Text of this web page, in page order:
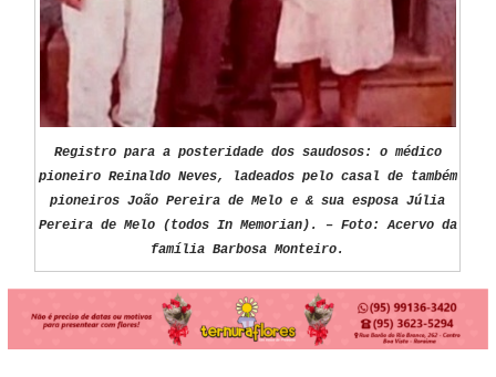
Registro para a posteridade dos saudosos: o médico
pioneiro Reinaldo Neves, ladeados pelo casal de também
pioneiros João Pereira de Melo e & sua esposa Júlia
Pereira de Melo (todos In Memorian). – Foto: Acervo da
família Barbosa Monteiro.